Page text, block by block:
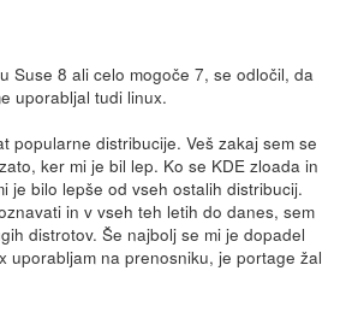
Suse 8 ali celo mogoče 7, se odločil, da
uporabljal tudi linux.
popularne distribucije. Veš zakaj sem se
ker mi je bil lep. Ko se KDE zloada in
je bilo lepše od vseh ostalih distribucij.
in v vseh teh letih do danes, sem
distrotov. Še najbolj se mi je dopadel
uporabljam na prenosniku, je portage žal